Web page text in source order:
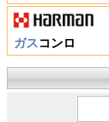
ガス コンロ